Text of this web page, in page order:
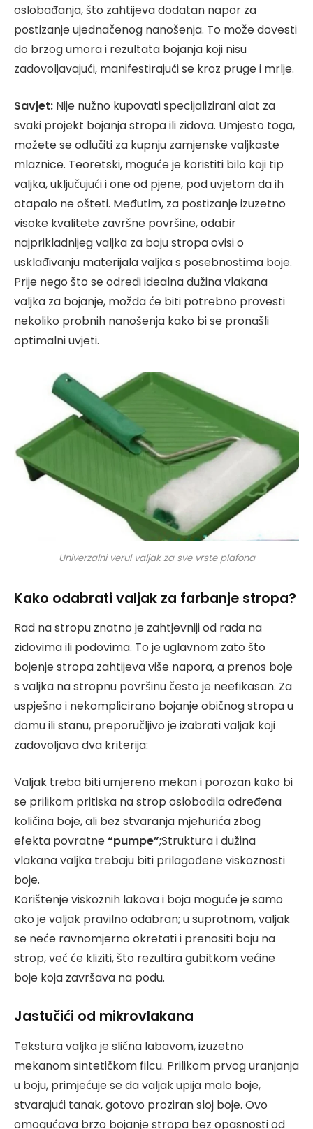
oslobađanja, što zahtijeva dodatan napor za
postizanje ujednačenog nanošenja. To može dovesti
do brzog umora i rezultata bojanja koji nisu
zadovoljavajući, manifestirajući se kroz pruge i mrlje.
Savjet: Nije nužno kupovati specijalizirani alat za
svaki projekt bojanja stropa ili zidova. Umjesto toga,
možete se odlučiti za kupnju zamjenske valjkaste
mlaznice. Teoretski, moguće je koristiti bilo koji tip
valjka, uključujući i one od pjene, pod uvjetom da ih
otapalo ne ošteti. Međutim, za postizanje izuzetno
visoke kvalitete završne površine, odabir
najprikladnijeg valjka za boju stropa ovisi o
usklađivanju materijala valjka s posebnostima boje.
Prije nego što se odredi idealna dužina vlakana
valjka za bojanje, možda će biti potrebno provesti
nekoliko probnih nanošenja kako bi se pronašli
optimalni uvjeti.
Univerzalni verul valjak za sve vrste plafona
Kako odabrati valjak za farbanje stropa?
Rad na stropu znatno je zahtjevniji od rada na
zidovima ili podovima. To je uglavnom zato što
bojenje stropa zahtijeva više napora, a prenos boje
s valjka na stropnu površinu često je neefikasan. Za
uspješno i nekomplicirano bojanje običnog stropa u
domu ili stanu, preporučljivo je izabrati valjak koji
zadovoljava dva kriterija:
Valjak treba biti umjereno mekan i porozan kako bi
se prilikom pritiska na strop oslobodila određena
količina boje, ali bez stvaranja mjehurića zbog
efekta povratne“pumpe”;Struktura i dužina
vlakana valjka trebaju biti prilagođene viskoznosti
boje.
Korištenje viskoznih lakova i boja moguće je samo
ako je valjak pravilno odabran; u suprotnom, valjak
se neće ravnomjerno okretati i prenositi boju na
strop, već će kliziti, što rezultira gubitkom većine
boje koja završava na podu.
Jastučići od mikrovlakana
Tekstura valjka je slična labavom, izuzetno
mekanom sintetičkom filcu. Prilikom prvog uranjanja
u boju, primjećuje se da valjak upija malo boje,
stvarajući tanak, gotovo proziran sloj boje. Ovo
omogućava brzo bojanje stropa bez opasnosti od